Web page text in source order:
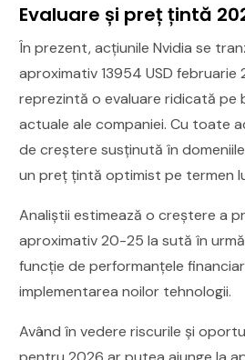
Evaluare și preț țintă
În prezent, acțiunile Nvidia se
aproximativ 13954 USD februarie
reprezintă o evaluare ridicată pe
actuale ale companiei. Cu toate
de creștere susținută în
un preț țintă optimist pe termen
Analiștii estimează o creștere a
aproximativ 20-25 la sută în
funcție de performanțele
implementarea noilor tehnologii.
Având în vedere riscurile și